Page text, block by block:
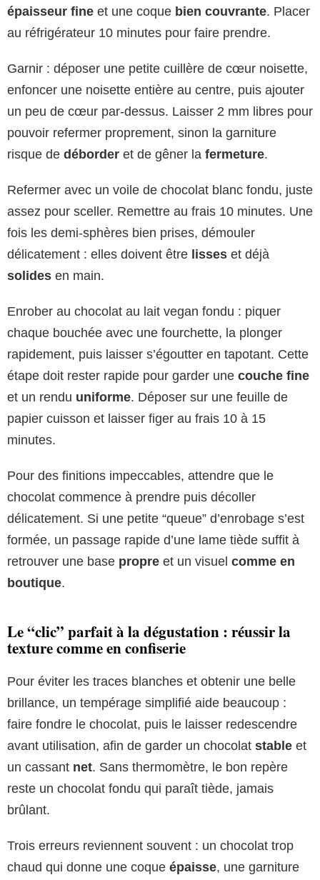
épaisseur fine et une coque bien couvrante. Placer
au réfrigérateur 10 minutes pour faire prendre.
Garnir : déposer une petite cuillère de cœur noisette,
enfoncer une noisette entière au centre, puis ajouter
un peu de cœur par-dessus. Laisser 2 mm libres pour
pouvoir refermer proprement, sinon la garniture
risque de déborder et de gêner la fermeture.
Refermer avec un voile de chocolat blanc fondu, juste
assez pour sceller. Remettre au frais 10 minutes. Une
fois les demi-sphères bien prises, démouler
délicatement : elles doivent être lisses et déjà
solides en main.
Enrober au chocolat au lait vegan fondu : piquer
chaque bouchée avec une fourchette, la plonger
rapidement, puis laisser s’égoutter en tapotant. Cette
étape doit rester rapide pour garder une couche fine
et un rendu uniforme. Déposer sur une feuille de
papier cuisson et laisser figer au frais 10 à 15
minutes.
Pour des finitions impeccables, attendre que le
chocolat commence à prendre puis décoller
délicatement. Si une petite “queue” d’enrobage s’est
formée, un passage rapide d’une lame tiède suffit à
retrouver une base propre et un visuel comme en
boutique.
Le “clic” parfait à la dégustation : réussir la
texture comme en confiserie
Pour éviter les traces blanches et obtenir une belle
brillance, un tempérage simplifié aide beaucoup :
faire fondre le chocolat, puis le laisser redescendre
avant utilisation, afin de garder un chocolat stable et
un cassant net. Sans thermomètre, le bon repère
reste un chocolat fondu qui paraît tiède, jamais
brûlant.
Trois erreurs reviennent souvent : un chocolat trop
chaud qui donne une coque épaisse, une garniture